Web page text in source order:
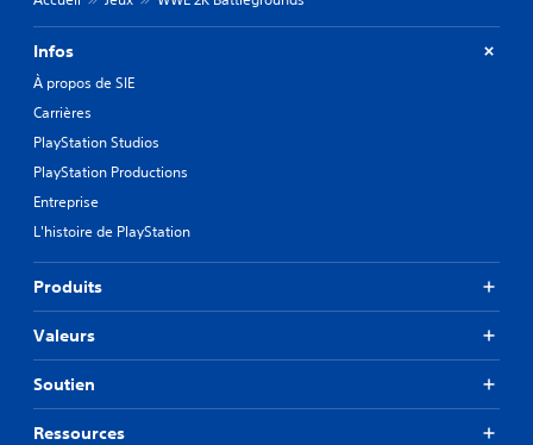
Infos
À propos de SIE
Carrières
PlayStation Studios
PlayStation Productions
Entreprise
L'histoire de PlayStation
Produits
Valeurs
Soutien
Ressources